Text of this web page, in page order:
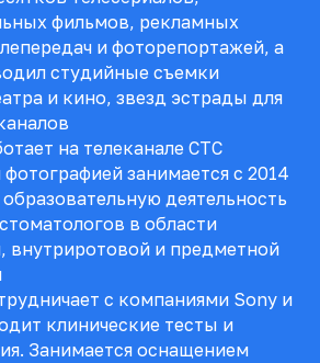
фильмов, рекламных
и фоторепортажей, а
студийные съемки
и кино, звезд эстрады для
на телеканале СТС
занимается с 2014
деятельность
в области
внутриротовой и предметной
с компаниями Sony и
клинические тесты и
Занимается оснащением
ЗАКРЕПИТЬ
НА КУРСЕ
короткой формы,
вам в мессенджер,
и поможет оформить
предусмотрена
участие
бронирования
можно уточнить у
регистрации.
МЕСТО